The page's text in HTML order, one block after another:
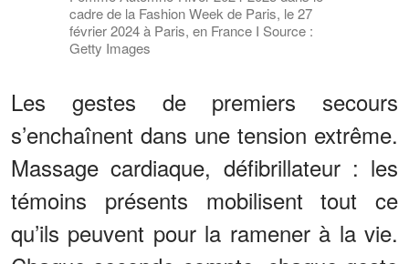
cadre de la Fashion Week de Paris, le 27
février 2024 à Paris, en France I Source :
Getty Images
Les gestes de premiers secours
s’enchaînent dans une tension extrême.
Massage cardiaque, défibrillateur : les
témoins présents mobilisent tout ce
qu’ils peuvent pour la ramener à la vie.